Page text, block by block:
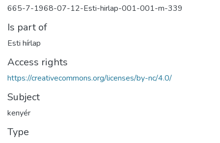
665-7-1968-07-12-Esti-hirlap-001-001-m-339
Is part of
Esti hírlap
Access rights
https://creativecommons.org/licenses/by-nc/4.0/
Subject
kenyér
Type